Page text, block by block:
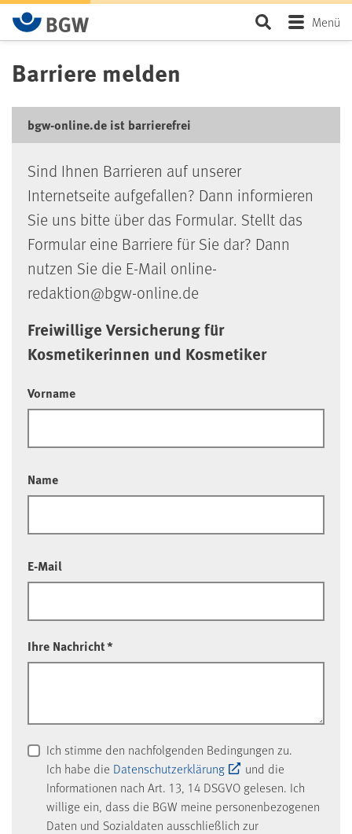
Zum Hauptinhalt springen SeiteMenü
Barriere melden
bgw-online.de ist barrierefrei
Sind Ihnen Barrieren auf unserer
Internetseite aufgefallen? Dann informieren
Sie uns bitte über das Formular. Stellt das
Formular eine Barriere für Sie dar? Dann
nutzen Sie die E-Mail online-
redaktion@bgw-online.de
Freiwillige Versicherung für
Kosmetikerinnen und Kosmetiker
Vorname
Name
E-Mail
Ihre Nachricht*
Ich stimme den nachfolgenden Bedingungen zu.
Ich habe die Datenschutzerklärung
und die
Informationen nach Art. 13, 14 DSGVO gelesen. Ich
willige ein, dass die BGW meine personenbezogenen
Daten und Sozialdaten ausschließlich zur